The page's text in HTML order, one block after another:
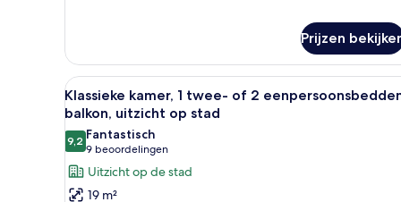
tweepersoonskamer,
balkon,
uitzicht
op
stad
Prijzen
Alle
foto's
voor
Klassieke
kamer,
1
Een hotelkamer met een
5
Klassieke kamer, 1 twee- of 2
balkon, uitzicht op stad
9,29,2 van 10
Fantastisch
9 beoordelingen
(9
beoordelingen)
Uitzicht op de stad
19 m²